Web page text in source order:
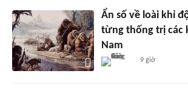
Ẩn số về loài khỉ
từng thống trị các
Nam
9 giờ